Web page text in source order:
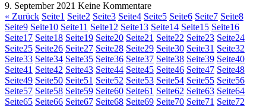
9. September 2021 Keine Kommentare
« Zurück Seite1 Seite2 Seite3 Seite4 Seite5 Seite6 Seite7 Seite8
Seite9 Seite10 Seite11 Seite12 Seite13 Seite14 Seite15 Seite16
Seite17 Seite18 Seite19 Seite20 Seite21 Seite22 Seite23 Seite24
Seite25 Seite26 Seite27 Seite28 Seite29 Seite30 Seite31 Seite32
Seite33 Seite34 Seite35 Seite36 Seite37 Seite38 Seite39 Seite40
Seite41 Seite42 Seite43 Seite44 Seite45 Seite46 Seite47 Seite48
Seite49 Seite50 Seite51 Seite52 Seite53 Seite54 Seite55 Seite56
Seite57 Seite58 Seite59 Seite60 Seite61 Seite62 Seite63 Seite64
Seite65 Seite66 Seite67 Seite68 Seite69 Seite70 Seite71 Seite72